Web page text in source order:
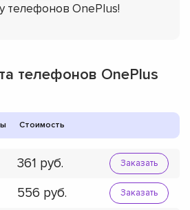
телефонов OnePlus!
телефонов OnePlus
Стоимость
361 Заказать
556 Заказать